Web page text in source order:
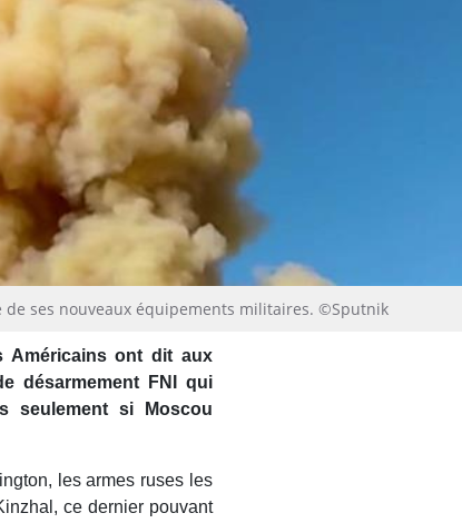
de ses nouveaux équipements militaires. ©Sputnik
Américains ont dit aux
désarmement FNI qui
seulement si Moscou
les armes ruses les
ce dernier pouvant